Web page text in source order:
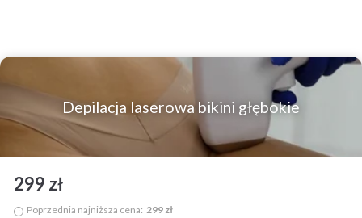
Depilacja laserowa bikini głębokie
299 zł
i Poprzednia najniższa cena: 299 zł